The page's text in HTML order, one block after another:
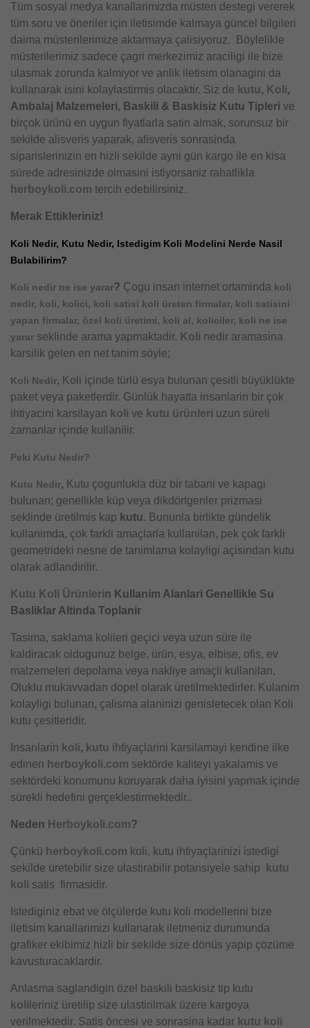
Tüm sosyal medya kanallarimizda müsteri destegi vererek
tüm soru ve öneriler için iletisimde kalmaya güncel bilgileri
daima müsterilerimize aktarmaya çalisiyoruz. Böylelikle
müsterilerimiz sadece çagri merkezimiz araciligi ile bize
ulasmak zorunda kalmiyor ve anlik iletisim olanagini da
kullanarak isini kolaylastirmis olacaktir. Siz de kutu, Koli,
Ambalaj Malzemeleri, Baskili & Baskisiz Kutu Tipleri ve
birçok ürünü en uygun fiyatlarla satin almak, sorunsuz bir
sekilde alisveris yaparak, alisveris sonrasinda
siparislerinizin en hizli sekilde ayni gün kargo ile en kisa
sürede adresinizde olmasini istiyorsaniz rahatlikla
herboykoli.com tercih edebilirsiniz.
Merak Ettikleriniz!
Koli Nedir, Kutu Nedir, Istedigim Koli Modelini Nerde Nasil
Bulabilirim?
Koli nedir ne ise yarar? Çogu insan internet ortaminda koli
nedir, koli, kolici, koli satisi koli üreten firmalar, koli satisini
yapan firmalar, özel koli üretimi, koli al, koliciler, koli ne ise
yarar seklinde arama yapmaktadir. Koli nedir aramasina
karsilik gelen en net tanim söyle;
Koli Nedir, Koli içinde türlü esya bulunan çesitli büyüklükte
paket veya paketlerdir. Günlük hayatta insanlarin bir çok
ihtiyacini karsilayan koli ve kutu ürünleri uzun süreli
zamanlar içinde kullanilir.
Peki Kutu Nedir?
Kutu Nedir, Kutu çogunlukla düz bir tabani ve kapagi
bulunan; genellikle küp veya dikdörtgenler prizmasi
seklinde üretilmis kap kutu. Bununla birlikte gündelik
kullanimda, çok farkli amaçlarla kullanilan, pek çok farkli
geometrideki nesne de tanimlama kolayligi açisindan kutu
olarak adlandirilir.
Kutu Koli Ürünlerin Kullanim Alanlari Genellikle Su
Basliklar Altinda Toplanir
Tasima, saklama kolileri geçici veya uzun süre ile
kaldiracak oldugunuz belge, ürün, esya, elbise, ofis, ev
malzemeleri depolama veya nakliye amaçli kullanilan,
Oluklu mukavvadan dopel olarak üretilmektedirler. Kulanim
kolayligi bulunan, çalisma alaninizi genisletecek olan Koli
kutu çesitleridir.
Insanlarin koli, kutu ihtiyaçlarini karsilamayi kendine ilke
edinen herboykoli.com sektörde kaliteyi yakalamis ve
sektördeki konumunu koruyarak daha iyisini yapmak içinde
sürekli hedefini gerçeklestirmektedir..
Neden Herboykoli.com?
Çünkü herboykoli.com koli, kutu ihtiyaçlarinizi istedigi
sekilde üretebilir size ulastirabilir potansiyele sahip
kutu
koli satis firmasidir.
Istediginiz ebat ve ölçülerde kutu koli modellerini bize
iletisim kanallarimizi kullanarak iletmeniz durumunda
grafiker ekibimiz hizli bir sekilde size dönüs yapip çözüme
kavusturacaklardir.
Anlasma saglandigin özel baskili baskisiz tip kutu
koli leriniz üretilip size ulastirilmak üzere kargoya
verilmektedir. Satis öncesi ve sonrasina kadar kutu koli